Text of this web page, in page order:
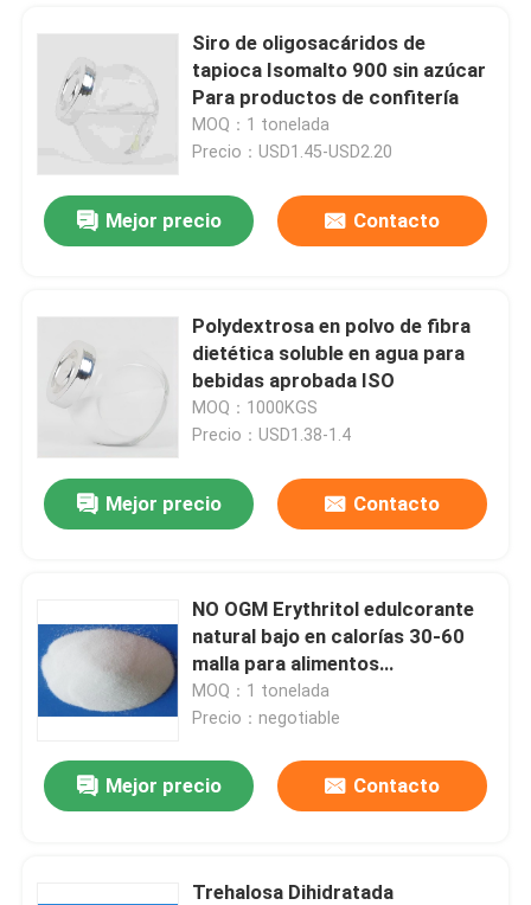
Siro de oligosacáridos de
tapioca Isomalto 900 sin azúcar
Para productos de confitería
MOQ：1 tonelada
Precio：USD1.45-USD2.20
Mejor precio Contacto
Polydextrosa en polvo de fibra
dietética soluble en agua para
bebidas aprobada ISO
MOQ：1000KGS
Precio：USD1.38-1.4
Mejor precio Contacto
NO OGM Erythritol edulcorante
natural bajo en calorías 30-60
malla para alimentos
edulcorante
MOQ：1 tonelada
Precio：negotiable
Mejor precio Contacto
Trehalosa Dihidratada